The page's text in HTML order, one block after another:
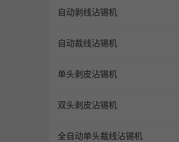
自动剥线沾锡机
自动裁线沾锡机
单头剥皮沾锡机
双头剥皮沾锡机
全自动单头裁线沾锡机